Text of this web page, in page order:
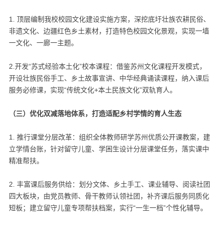
1. 顶层编制我校校园文化建设实施方案，深挖底圩壮族农耕民俗、
非遗文化、边疆红色乡土素材，打造特色校园文化景观，实现一墙
一文化、一廊一主题。
2.开发“苏式经验本土化”校本课程：借鉴苏州文化课程开发模式，
开设壮族民俗手工、乡土故事宣讲、中华经典诵读课程，纳入课后
服务必修课，实现“传统文化+本土民族文化”双轨育人。
（三）优化双减落地体系，打造适配乡村学情的育人生态
1. 推行课堂分层改革：组织全体教师研学苏州优质公开课教案，建
立学情台账，针对留守儿童、学困生设计分层课堂任务，落实课中
精准帮扶。
2. 丰富课后服务供给：划分文体、乡土手工、课业辅导、阅读社团
四大板块，由党员教师、骨干教师认领社团，补齐课后服务同质化
短板；建立留守儿童专项帮扶档案，实行“一生一档”个性化辅导。